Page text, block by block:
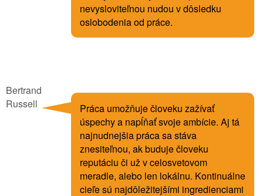
nevysloviteľnou nudou v dôsledku
oslobodenia od práce.
Bertrand
Russell
Práca umožňuje človeku zažívať
úspechy a napĺňať svoje ambície. Aj tá
najnudnejšia práca sa stáva
znesiteľnou, ak buduje človeku
reputáciu či už v celosvetovom
meradle, alebo len lokálnu. Kontinuálne
cieľe sú najdôležitejšími ingredienciami